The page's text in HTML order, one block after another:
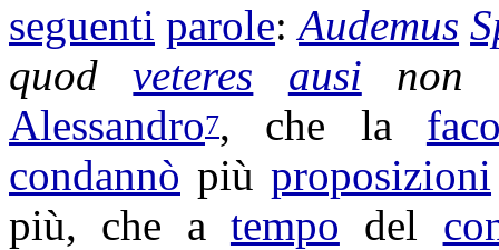
seguenti parole:Audemus
quodveteres ausi non
Alessandro7, che la
condannò piùproposizioni
più, che a tempo del